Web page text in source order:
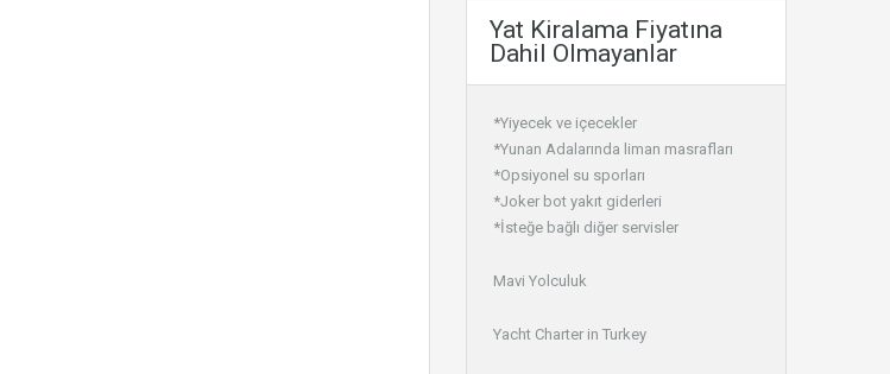
Yat Kiralama Fiyatına
Dahil Olmayanlar
*Yiyecek ve içecekler
*Yunan Adalarında liman masrafları
*Opsiyonel su sporları
*Joker bot yakıt giderleri
*İsteğe bağlı diğer servisler
Mavi Yolculuk
Yacht Charter in Turkey